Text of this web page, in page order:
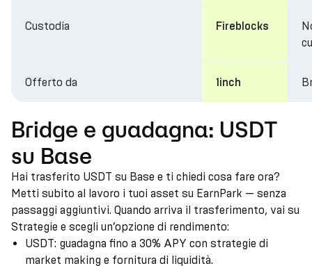
Custodia Fireblocks
Offerto da 1inch
Bridge e guadagna: USDT
su Base
Hai trasferito USDT su Base e ti chiedi cosa fare ora?
Metti subito al lavoro i tuoi asset su EarnPark — senza
passaggi aggiuntivi. Quando arriva il trasferimento, vai su
Strategie e scegli un’opzione di rendimento:
USDT: guadagna fino a 30% APY con strategie di
market making e fornitura di liquidità.